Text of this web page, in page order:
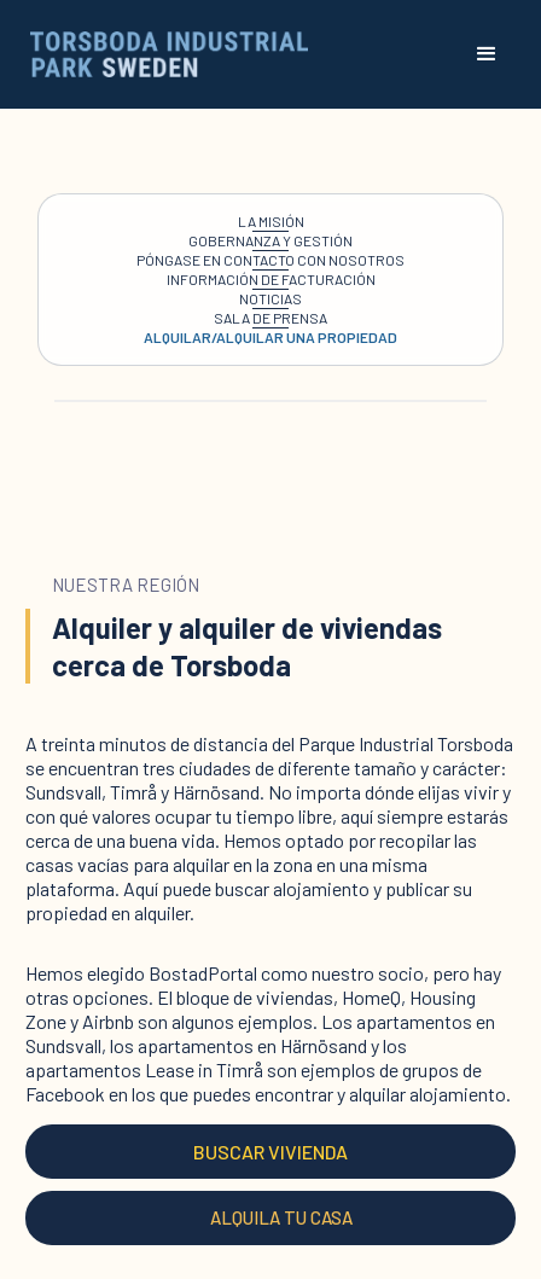
LA MISIÓN
GOBERNANZA Y GESTIÓN
PÓNGASE EN CONTACTO CON NOSOTROS
INFORMACIÓN DE FACTURACIÓN
NOTICIAS
SALA DE PRENSA
ALQUILAR/ALQUILAR UNA PROPIEDAD
NUESTRA REGIÓN
Alquiler y alquiler de viviendas
cerca de Torsboda
A treinta minutos de distancia del Parque Industrial Torsboda
se encuentran tres ciudades de diferente tamaño y carácter:
Sundsvall, Timrå y Härnösand. No importa dónde elijas vivir y
con qué valores ocupar tu tiempo libre, aquí siempre estarás
cerca de una buena vida. Hemos optado por recopilar las
casas vacías para alquilar en la zona en una misma
plataforma. Aquí puede buscar alojamiento y publicar su
propiedad en alquiler.
Hemos elegido BostadPortal como nuestro socio, pero hay
otras opciones. El bloque de viviendas, HomeQ, Housing
Zone y Airbnb son algunos ejemplos. Los apartamentos en
Sundsvall, los apartamentos en Härnösand y los
apartamentos Lease in Timrå son ejemplos de grupos de
Facebook en los que puedes encontrar y alquilar alojamiento.
BUSCAR VIVIENDA
ALQUILA TU CASA